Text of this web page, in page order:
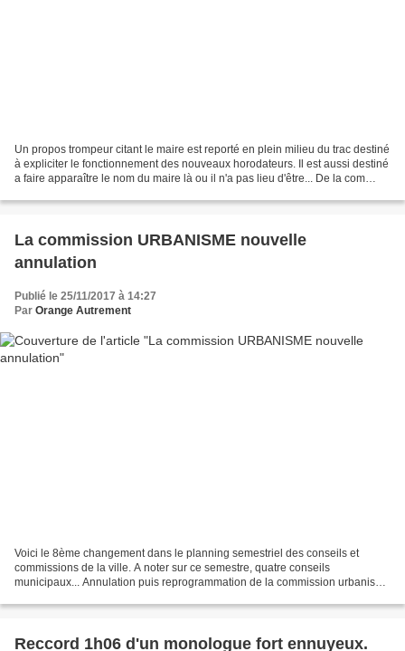
Un propos trompeur citant le maire est reporté en plein milieu du trac destiné
à expliciter le fonctionnement des nouveaux horodateurs. Il est aussi destiné
a faire apparaître le nom du maire là ou il n'a pas lieu d'être... De la com
La commission URBANISME nouvelle
annulation
Publié le 25/11/2017 à 14:27
Par Orange Autrement
Voici le 8ème changement dans le planning semestriel des conseils et
commissions de la ville. A noter sur ce semestre, quatre conseils
municipaux... Annulation puis reprogrammation de la commission urbanisme
commission-urbanisme-aura-bien-lieu.a-cause-du-plu.html...
Reccord 1h06 d'un monologue fort ennuyeux.